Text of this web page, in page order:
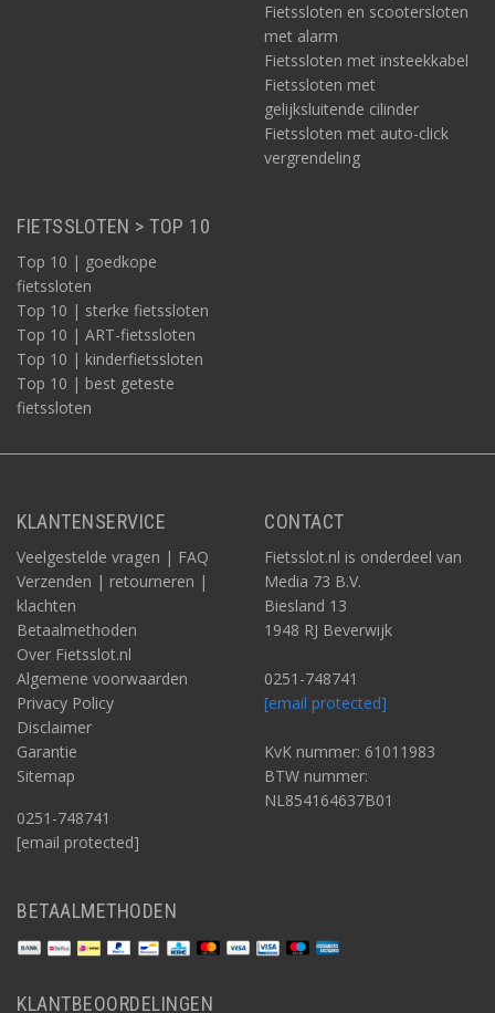
Fietssloten en scootersloten
met alarm
Fietssloten met insteekkabel
Fietssloten met
gelijksluitende cilinder
Fietssloten met auto-click
vergrendeling
FIETSSLOTEN > TOP 10
Top 10 | goedkope
fietssloten
Top 10 | sterke fietssloten
Top 10 | ART-fietssloten
Top 10 | kinderfietssloten
Top 10 | best geteste
fietssloten
KLANTENSERVICE
Veelgestelde vragen | FAQ
Verzenden | retourneren |
klachten
Betaalmethoden
Over Fietsslot.nl
Algemene voorwaarden
Privacy Policy
Disclaimer
Garantie
Sitemap
0251-748741
[email protected]
CONTACT
Fietsslot.nl is onderdeel van
Media 73 B.V.
Biesland 13
1948 RJ Beverwijk
0251-748741
[email protected]
KvK nummer: 61011983
BTW nummer:
NL854164637B01
BETAALMETHODEN
KLANTBEOORDELINGEN